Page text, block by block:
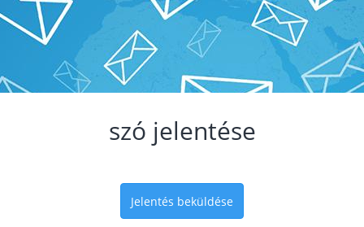
szó jelentése
Jelentés beküldése